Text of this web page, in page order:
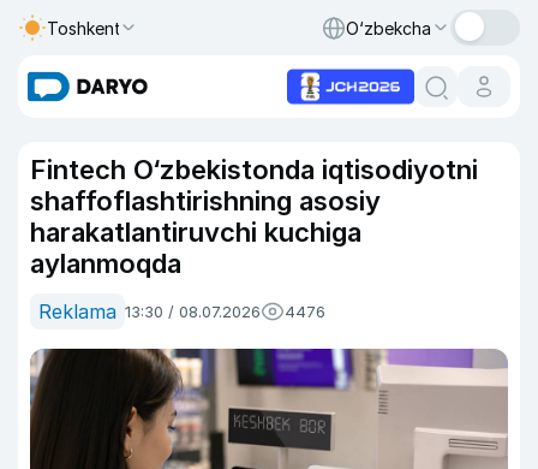
Toshkent O‘zbekcha
Fintech O‘zbekistonda iqtisodiyotni
shaffoflashtirishning asosiy
harakatlantiruvchi kuchiga
aylanmoqda
Reklama 13:30 / 08.07.2026 4476